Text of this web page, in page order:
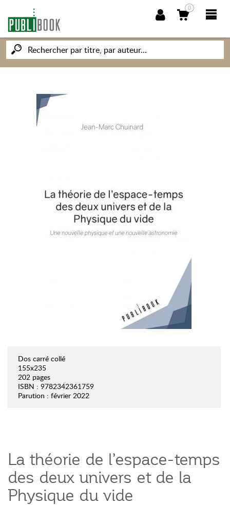
0
NOUVEAUTÉS
SOCIÉTÉ DES ÉCRIVAINS
Dos carré collé
155x235
202 pages
ISBN : 9782342361759
Parution : février 2022
La théorie de l’espace-temps
des deux univers et de la
Physique du vide